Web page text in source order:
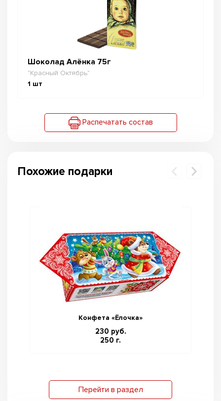
Шоколад Алёнка 75г
"Красный Октябрь"
1 шт
Распечатать состав
Похожие подарки
Конфета «Ёлочка»
230 руб.
250 г.
Перейти в раздел